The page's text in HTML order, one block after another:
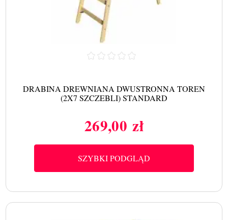
DRABINA DREWNIANA DWUSTRONNA TOREN
(2X7 SZCZEBLI) STANDARD
Cena
269,00 zł
SZYBKI PODGLĄD